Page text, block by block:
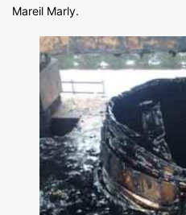
Mareil Marly.